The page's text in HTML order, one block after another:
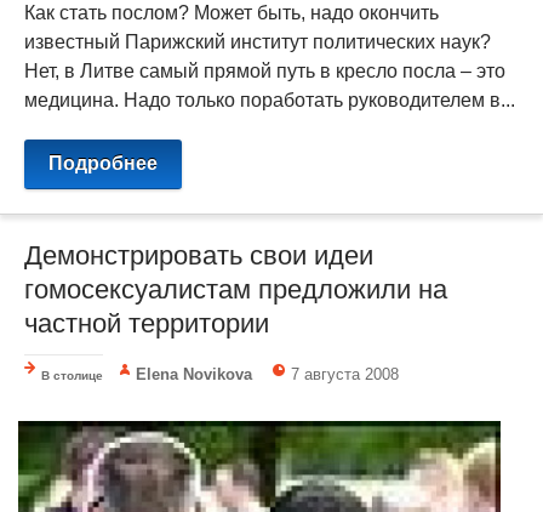
Как стать послом? Может быть, надо окончить
известный Парижский институт политических наук?
Нет, в Литве самый прямой путь в кресло посла – это
медицина. Надо только поработать руководителем в...
Подробнее
Демонстрировать свои идеи
гомосексуалистам предложили на
частной территории
В столице Elena Novikova 7 августа 2008